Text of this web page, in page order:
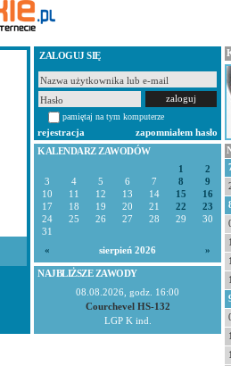
ZALOGUJ SIĘ
pamiętaj na tym komputerze
rejestracja
zapomniałem hasło
KALENDARZ ZAWODÓW
1
2
3
4 5 6 7 8
9
10
11 12 13 14 15
16
17
18 19 20 21 22
23
24
25 26 27 28 29
30
31
«
sierpień 2026 »
NAJBLIŻSZE ZAWODY
08.08.2026, godz. 16:00
Courchevel HS-132
LGP K ind.